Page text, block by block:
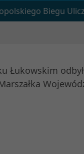
Ulicznego „Grzmią pod
Łukowskim